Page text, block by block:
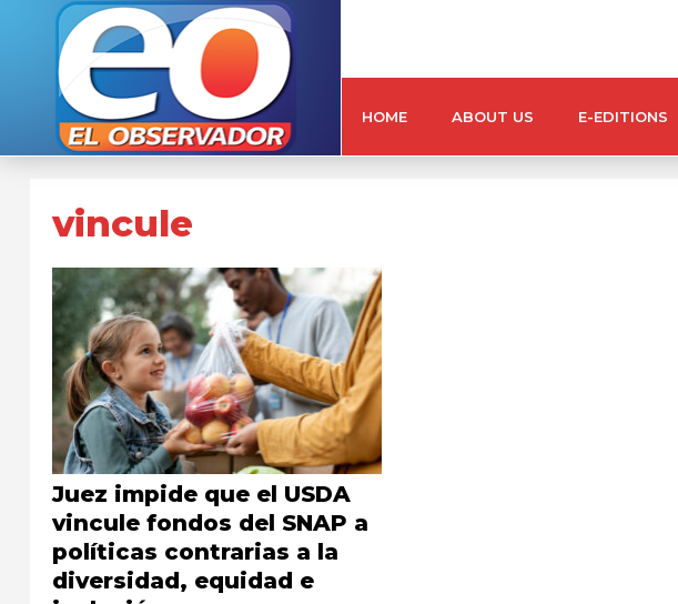
HOME ABOUT US E-EDITIONS
vincule
Juez impide que el USDA
vincule fondos del SNAP a
políticas contrarias a la
diversidad, equidad e